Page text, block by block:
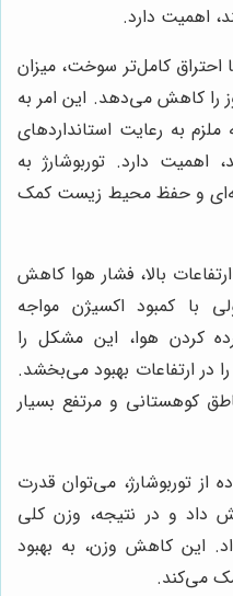
اهمیت دارد.
احتراق کامل‌تر سوخت، میزان
را کاهش می‌دهد. این امر به
به رعایت استانداردهای
اهمیت دارد. توربوشارژ به
و حفظ محیط زیست کمک
بالا، فشار هوا کاهش
با کمبود اکسیژن مواجه
کردن هوا، این مشکل را
در ارتفاعات بهبود می‌بخشد.
کوهستانی و مرتفع بسیار
از توربوشارژ، می‌توان قدرت
داد و در نتیجه، وزن کلی
این کاهش وزن، به بهبود
می‌کند.